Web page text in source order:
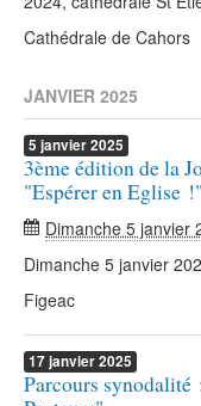
Cathédrale de Cahors
JANVIER 2025
5 janvier2025
3ème édition de la
"Espérer en Eglise !"
Dimanche 5 janvier
Dimanche 5 janvier
Figeac
17janvier2025
Parcours synodalité